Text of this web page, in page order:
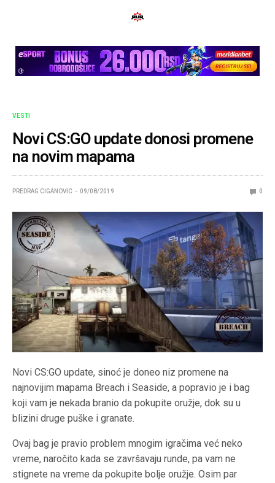
VESTI
Novi CS:GO update donosi promene
na novim mapama
PREDRAG CIGANOVIC 09/08/2019 0
Novi CS:GO update, sinoć je doneo niz promene na
najnovijim mapama Breach i Seaside, a popravio je i bag
koji vam je nekada branio da pokupite oružje, dok su u
blizini druge puške i granate.
Ovaj bag je pravio problem mnogim igračima već neko
vreme, naročito kada se završavaju runde, pa vam ne
stignete na vreme da pokupite bolje oružje. Osim par